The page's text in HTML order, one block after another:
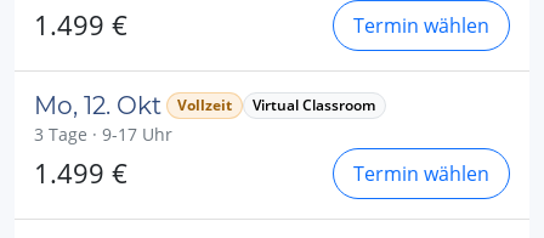
1.499 € Termin wählen
Mo, 12. Okt Vollzeit Virtual Classroom
3 Tage · 9-17 Uhr
1.499 € Termin wählen